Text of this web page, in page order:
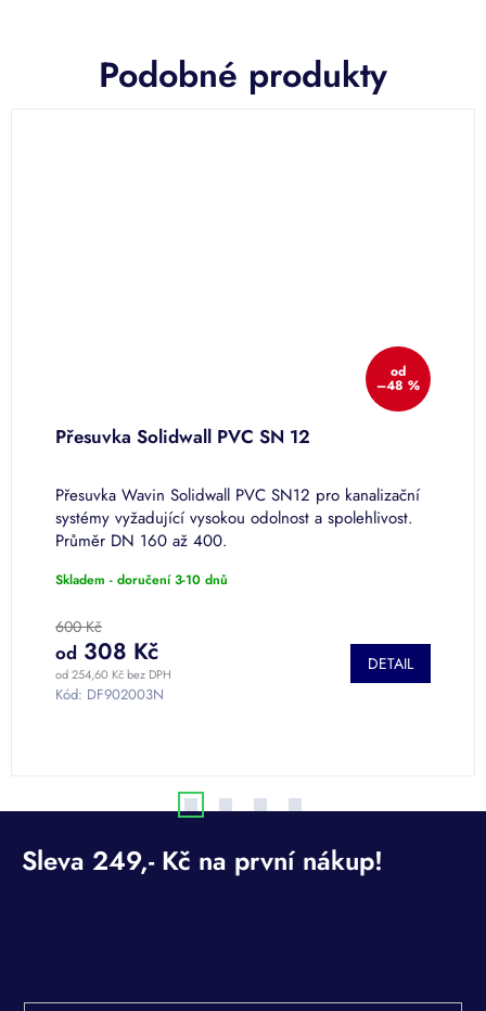
Podobné produkty
od
–48 %
Přesuvka Solidwall PVC SN 12
Přesuvka Wavin Solidwall PVC SN12 pro kanalizační
systémy vyžadující vysokou odolnost a spolehlivost.
Průměr DN 160 až 400.
Skladem - doručení 3-10 dnů
600 Kč
od 254,60 Kč bez DPH
od 308 Kč DETAIL
Kód: DF902003N